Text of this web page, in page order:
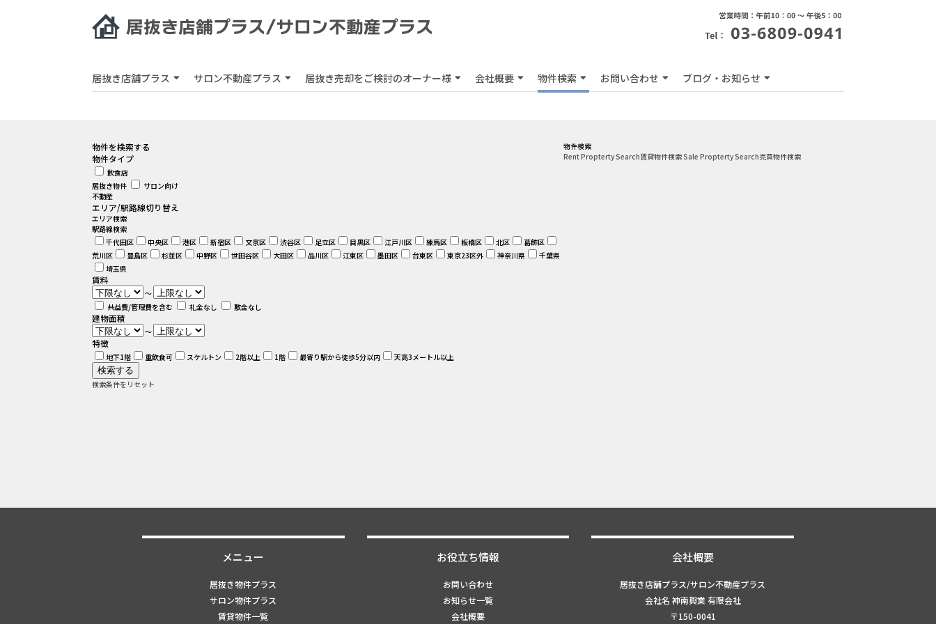
居抜き店舗プラス サロン不動産プラス 居抜き売却をご検討のオーナー様 会社概要 物件検索 お問い合わせ ブログ・お知らせ
物件を検索する
物件タイプ
飲食店
居抜き物件
サロン向け
不動産
エリア/駅路線切り替え
エリア検索
駅路線検索
千代田区
中央区 港区 新宿区 文京区 渋谷区 足立区 目黒区 江戸川区 練馬区 板橋区 北区
葛飾区
荒川区
豊島区 杉並区 中野区 世田谷区 大田区 品川区 江東区 墨田区 台東区 東京23区外 神奈川県
千葉県
埼玉県
賃料
～
共益費/管理費を含む
礼金なし 敷金なし
建物面積
～
特徴
地下1階 重飲食可 スケルトン 2階以上 1階 最寄り駅から徒歩5分以内 天高3メートル以上
検索条件をリセット
物件検索
Rent Propterty Search賃貸物件検索Sale Propterty Search売買物件検索
メニュー
居抜き物件プラス
サロン物件プラス
賃貸物件一覧
お役立ち情報
お問い合わせ
お知らせ一覧
会社概要
会社概要
居抜き店舗プラス/サロン不動産プラス
会社名 神南興業 有限会社
〒150-0041